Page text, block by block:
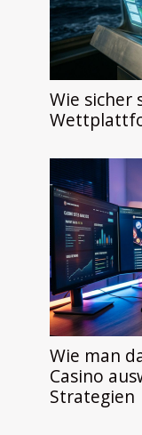
Wie sicher
Wie man
Casino
Strategien